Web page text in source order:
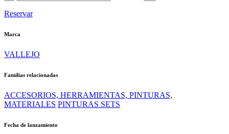
Reservar
Marca
VALLEJO
Familias relacionadas
ACCESORIOS, HERRAMIENTAS, PINTURAS,
MATERIALES PINTURAS SETS
Fecha de lanzamiento